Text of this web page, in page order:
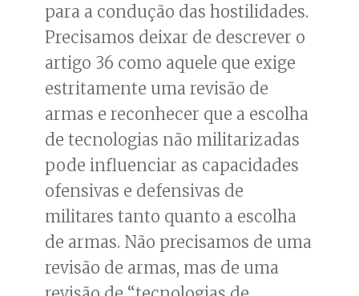
para a condução das hostilidades.
Precisamos deixar de descrever o
artigo 36 como aquele que exige
estritamente uma revisão de
armas e reconhecer que a escolha
de tecnologias não militarizadas
pode influenciar as capacidades
ofensivas e defensivas de
militares tanto quanto a escolha
de armas. Não precisamos de uma
revisão de armas, mas de uma